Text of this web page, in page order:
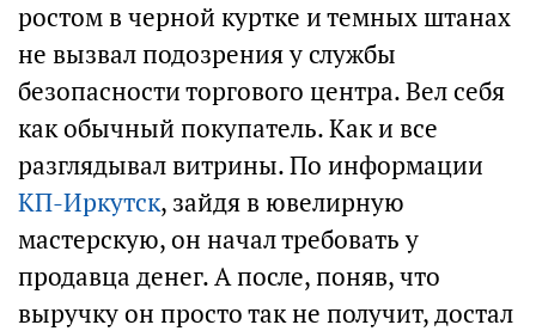
ростом в черной куртке и темных штанах
не вызвал подозрения у службы
безопасности торгового центра. Вел себя
как обычный покупатель. Как и все
разглядывал витрины. По информации
КП-Иркутск, зайдя в ювелирную
мастерскую, он начал требовать у
продавца денег. А после, поняв, что
выручку он просто так не получит, достал